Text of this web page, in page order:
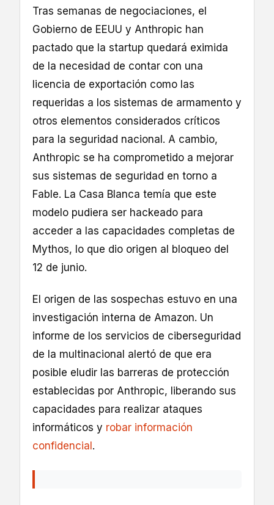
Tras semanas de negociaciones, el
Gobierno de EEUU y Anthropic han
pactado que la startup quedará eximida
de la necesidad de contar con una
licencia de exportación como las
requeridas a los sistemas de armamento y
otros elementos considerados críticos
para la seguridad nacional. A cambio,
Anthropic se ha comprometido a mejorar
sus sistemas de seguridad en torno a
Fable. La Casa Blanca temía que este
modelo pudiera ser hackeado para
acceder a las capacidades completas de
Mythos, lo que dio origen al bloqueo del
12 de junio.
El origen de las sospechas estuvo en una
investigación interna de Amazon. Un
informe de los servicios de ciberseguridad
de la multinacional alertó de que era
posible eludir las barreras de protección
establecidas por Anthropic, liberando sus
capacidades para realizar ataques
informáticos y robar información
confidencial.